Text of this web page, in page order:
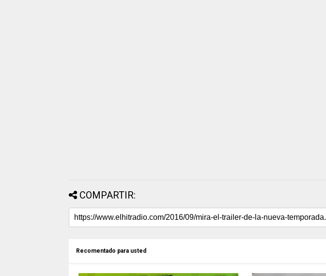
COMPARTIR:
Recomentado para usted